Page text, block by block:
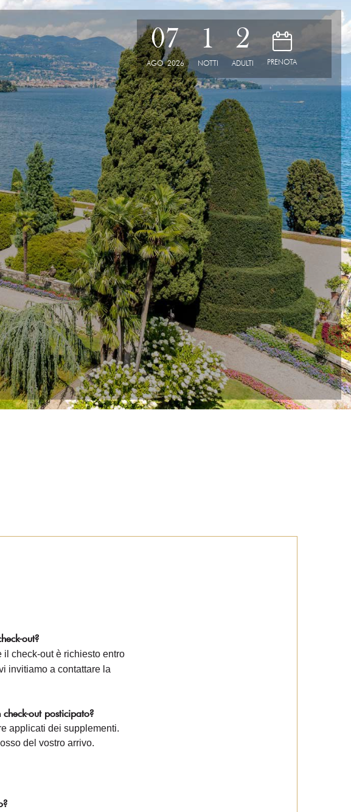
07
AGO 2026
1
NOTTI
2
ADULTI
D
PRENOTA
out?
il check-out è richiesto entro
invitiamo a contattare la
out posticipato?
applicati dei supplementi.
del vostro arrivo.